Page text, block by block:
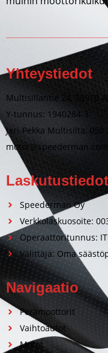
Yhteystiedot
Multisillantie 24, 38910
Y-tunnus: 1940284-3
Jari-Pekka Multisilta, 050
motor@speederman.com
Laskutustiedot
Speederman Oy
Verkkolaskuosoite:
Operaattoritunnus:
Välittäjä: Oma
Navigaatio
Perämoottorit
Vaihtoautot
Motot